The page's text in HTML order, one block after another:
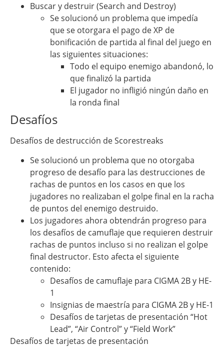
Buscar y destruir (Search and Destroy)
Se solucionó un problema que impedía
que se otorgara el pago de XP de
bonificación de partida al final del juego en
las siguientes situaciones:
Todo el equipo enemigo abandonó, lo
que finalizó la partida
El jugador no infligió ningún daño en
la ronda final
Desafíos
Desafíos de destrucción de Scorestreaks
Se solucionó un problema que no otorgaba
progreso de desafío para las destrucciones de
rachas de puntos en los casos en que los
jugadores no realizaban el golpe final en la racha
de puntos del enemigo destruido.
Los jugadores ahora obtendrán progreso para
los desafíos de camuflaje que requieren destruir
rachas de puntos incluso si no realizan el golpe
final destructor. Esto afecta el siguiente
contenido:
Desafíos de camuflaje para CIGMA 2B y HE-
1
Insignias de maestría para CIGMA 2B y HE-1
Desafíos de tarjetas de presentación “Hot
Lead”, “Air Control” y “Field Work”
Desafíos de tarjetas de presentación